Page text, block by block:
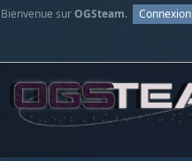
Bienvenue surOGSteam. Connexion